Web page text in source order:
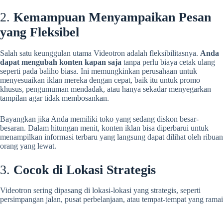
2. Kemampuan Menyampaikan Pesan
yang Fleksibel
Salah satu keunggulan utama Videotron adalah fleksibilitasnya. Anda
dapat mengubah konten kapan saja tanpa perlu biaya cetak ulang
seperti pada baliho biasa. Ini memungkinkan perusahaan untuk
menyesuaikan iklan mereka dengan cepat, baik itu untuk promo
khusus, pengumuman mendadak, atau hanya sekadar menyegarkan
tampilan agar tidak membosankan.
Bayangkan jika Anda memiliki toko yang sedang diskon besar-
besaran. Dalam hitungan menit, konten iklan bisa diperbarui untuk
menampilkan informasi terbaru yang langsung dapat dilihat oleh ribuan
orang yang lewat.
3. Cocok di Lokasi Strategis
Videotron sering dipasang di lokasi-lokasi yang strategis, seperti
persimpangan jalan, pusat perbelanjaan, atau tempat-tempat yang ramai